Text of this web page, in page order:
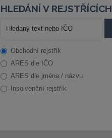
HLEDÁNÍ V REJSTŘÍCÍCH
Obchodní rejstřík
ARES dle IČO
ARES dle jména / názvu
Insolvenční rejstřík